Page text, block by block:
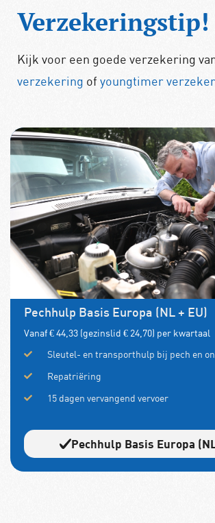
Verzekeringstip!
Kijk voor een goede verzekering
verzekering ofyoungtimer
Pechhulp Basis Europa (NL + EU)
Vanaf € 44,33 (gezinslid € 24,70) per kwartaal
Sleutel- en transporthulp bij pech en
Repatriëring
15 dagen vervangend vervoer
Pechhulp Basis Europa